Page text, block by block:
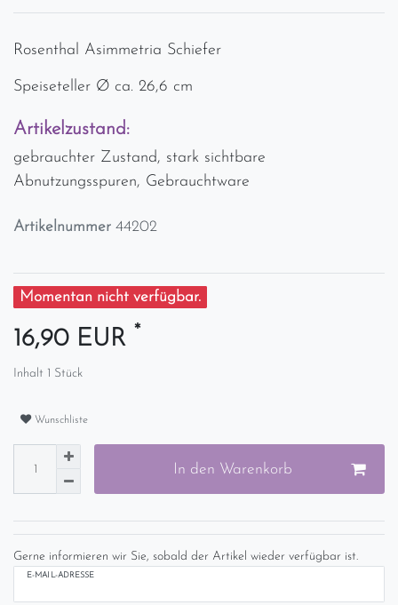
Rosenthal Asimmetria Schiefer
Speiseteller Ø ca. 26,6 cm
Artikelzustand:
gebrauchter Zustand, stark sichtbare
Abnutzungsspuren, Gebrauchtware
Artikelnummer 44202
Momentan nicht verfügbar.
16,90 EUR *
Inhalt 1 Stück
Wunschliste
In den Warenkorb
Gerne informieren wir Sie, sobald der Artikel wieder verfügbar ist.
E-MAIL-ADRESSE